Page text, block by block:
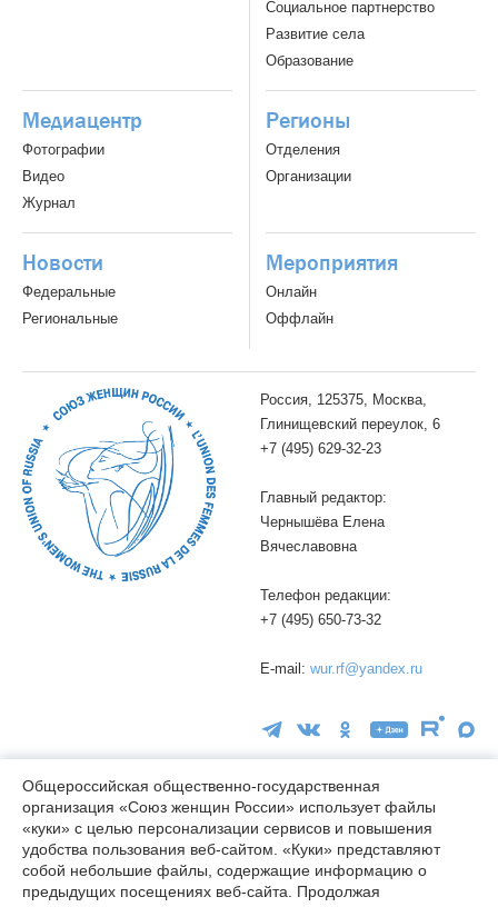
Социальное партнерство
Развитие села
Образование
Медиацентр
Фотографии
Видео
Журнал
Регионы
Отделения
Организации
Новости
Федеральные
Региональные
Мероприятия
Онлайн
Оффлайн
Россия, 125375, Москва,
Глинищевский переулок, 6
+7 (495) 629-32-23
Главный редактор:
Чернышёва Елена
Вячеславовна
Телефон редакции:
+7 (495) 650-73-32
E-mail: wur.rf@yandex.ru
16+
© wuor.ru Использование материалов сайта разрешается только
при указании ссылки на источник
Общероссийская общественно-государственная
организация «Союз женщин России» использует файлы
«куки» с целью персонализации сервисов и повышения
удобства пользования веб-сайтом. «Куки» представляют
собой небольшие файлы, содержащие информацию о
предыдущих посещениях веб-сайта. Продолжая